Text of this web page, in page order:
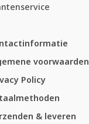
voorwaarden
Policy
& leveren